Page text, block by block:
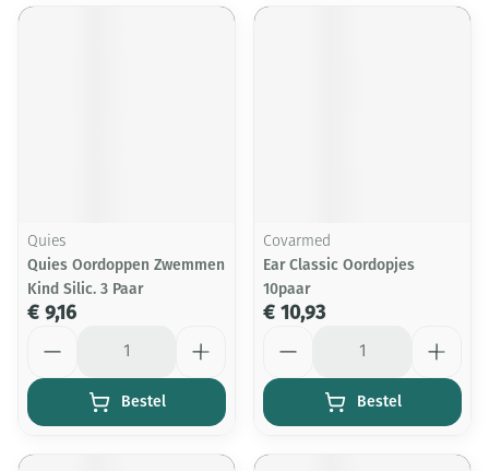
Quies
Quies Oordoppen Zwemmen
Kind Silic. 3 Paar
€ 9,16
Bestel
Covarmed
Ear Classic Oordopjes
10paar
€ 10,93
Bestel